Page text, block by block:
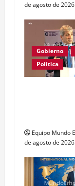
de agosto de 2026
Gobierno
Política
Equipo Mundo
de agosto de 2026